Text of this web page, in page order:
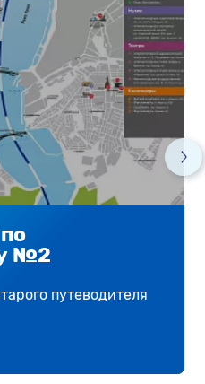
№2
путеводителя